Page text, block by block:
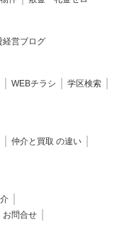
経営ブログ
WEBチラシ
学区検索
仲介と買取 の違い
お問合せ